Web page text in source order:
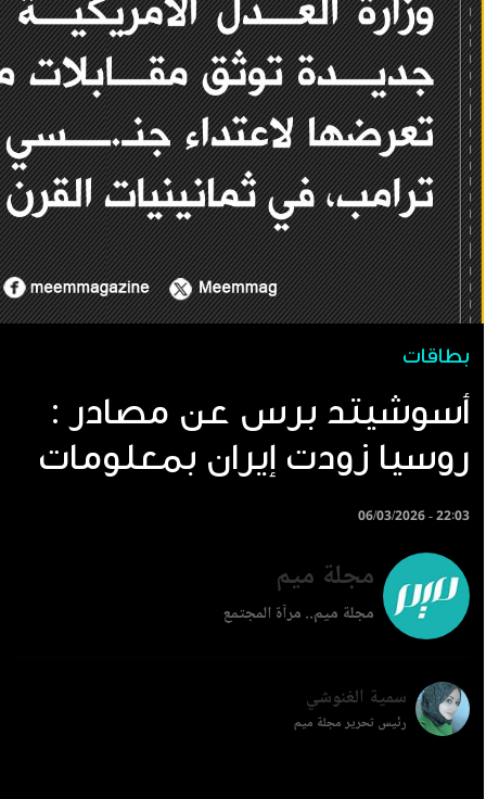
بطاقات
أسوشيتد برس عن مصادر :
روسيا زودت إيران بمعلومات
06/03/2026 - 22:03
مجلة ميم
مجلة ميم.. مرآة المجتمع
سمية الغنوشي
رئيس تحرير مجلة ميم